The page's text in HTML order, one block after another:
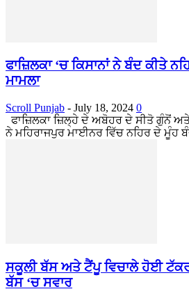
ਫਾਜ਼ਿਲਕਾ ‘ਚ ਕਿਸਾਨਾਂ ਨੇ ਬੰਦ ਕੀਤੇ
ਮਾਮਲਾ
Scroll Punjab - July 18, 2024 0
ਫਾਜ਼ਿਲਕਾ ਜ਼ਿਲ੍ਹੇ ਦੇ ਅਬੋਹਰ ਦੇ ਸੀਤੋ ਗੁੰਨੋਂ ਅਤੇ
ਨੇ ਮਹਿਰਾਜਪੁਰ ਮਾਈਨਰ ਵਿੱਚ ਨਹਿਰ ਦੇ ਮੂੰਹ
ਸਕੂਲੀ ਬੱਸ ਅਤੇ ਟੈਂਪੂ ਵਿਚਾਲੇ ਹੋਈ
ਬੱਸ ‘ਚ ਸਵਾਰ